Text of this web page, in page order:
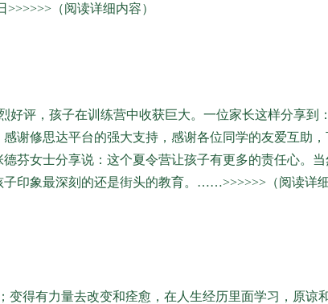
（阅读详细内容）
评，孩子在训练营中收获巨大。一位家长这样分享到
谢修思达平台的强大支持，感谢各位同学的友爱互助
芬女士分享说：这个夏令营让孩子有更多的责任心。
印象最深刻的还是街头的教育。……>>>>>>（阅读详
得有力量去改变和痊愈，在人生经历里面学习，原谅